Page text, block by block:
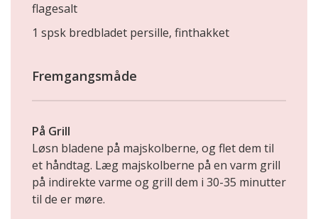
flagesalt
1 spsk bredbladet persille, finthakket
Fremgangsmåde
På Grill
Løsn bladene på majskolberne, og flet dem til
et håndtag. Læg majskolberne på en varm grill
på indirekte varme og grill dem i 30-35 minutter
til de er møre.